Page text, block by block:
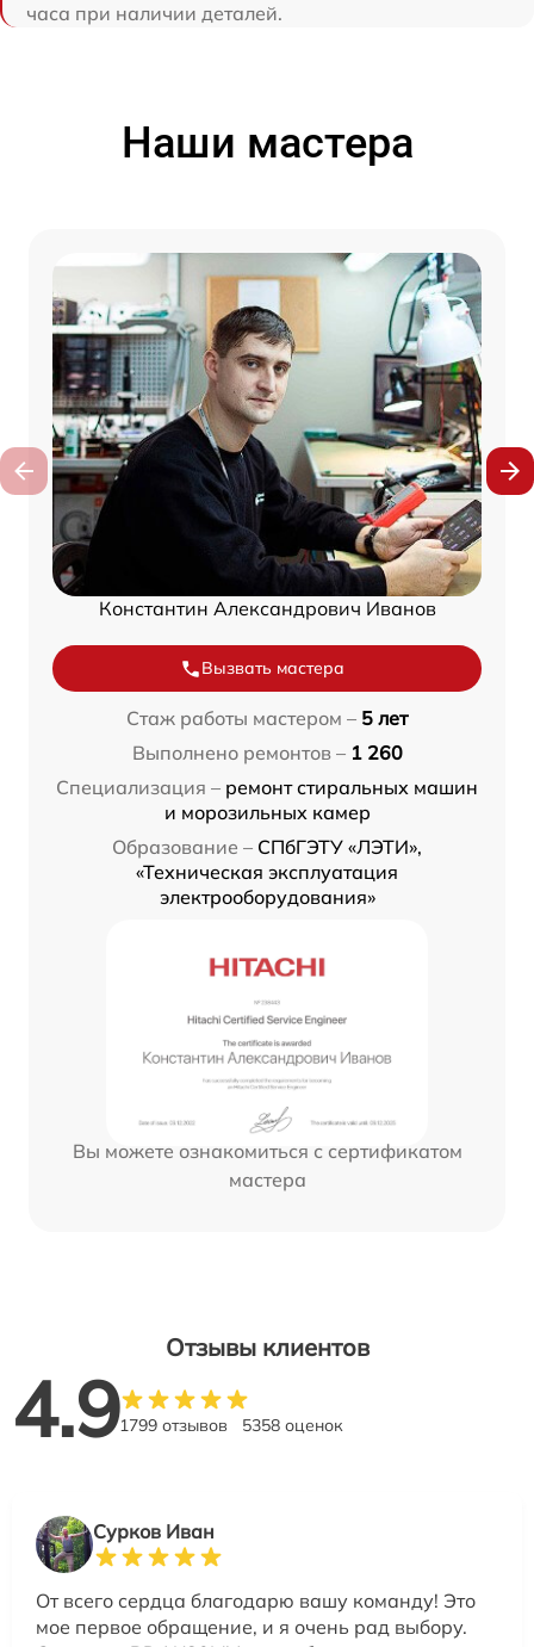
часа при наличии деталей.
Наши мастера
Константин Александрович Иванов
Вызвать мастера
Стаж работы мастером – 5 лет
Выполнено ремонтов – 1 260
Специализация – ремонт стиральных машин
и морозильных камер
Образование – СПбГЭТУ «ЛЭТИ»,
«Техническая эксплуатация
электрооборудования»
Вы можете ознакомиться с сертификатом
мастера
Отзывы клиентов
4.91799 отзывов 5358 оценок
Сурков Иван
От всего сердца благодарю вашу команду! Это
мое первое обращение, и я очень рад выбору.